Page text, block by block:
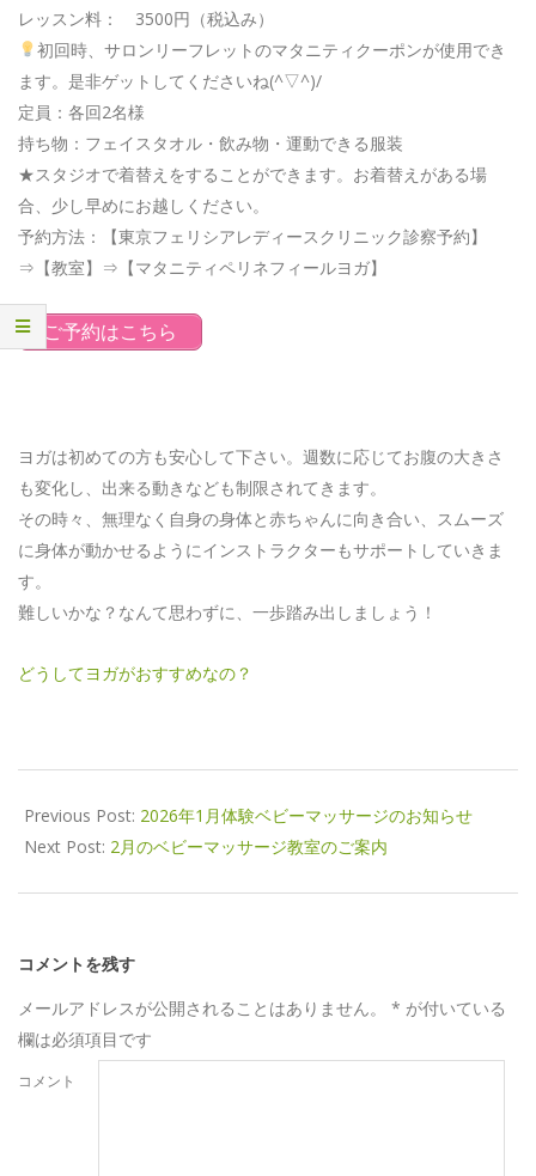
レッスン料： 3500円（税込み）
初回時、サロンリーフレットのマタニティクーポンが使用でき
ます。是非ゲットしてくださいね(^▽^)/
定員：各回2名様
持ち物：フェイスタオル・飲み物・運動できる服装
★スタジオで着替えをすることができます。お着替えがある場
合、少し早めにお越しください。
予約方法：【東京フェリシアレディースクリニック診察予約】
⇒【教室】⇒【マタニティペリネフィールヨガ】
ご予約はこちら
ヨガは初めての方も安心して下さい。週数に応じてお腹の大きさ
も変化し、出来る動きなども制限されてきます。
その時々、無理なく自身の身体と赤ちゃんに向き合い、スムーズ
に身体が動かせるようにインストラクターもサポートしていきま
す。
難しいかな？なんて思わずに、一歩踏み出しましょう！
どうしてヨガがおすすめなの？
12-
11
Previous Post: 2026年1月体験ベビーマッサージのお知らせ
Next Post: 2月のベビーマッサージ教室のご案内
コメントを残す
メールアドレスが公開されることはありません。
* が付いている
欄は必須項目です
コメント